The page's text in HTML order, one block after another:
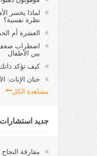
لماذا يخسر
نظرة نفسية؟
العشرة أم
اضطراب ضعف
بين الأطفال
كيف تؤكد
ختان الإناث:
مشاهدة الكل
جديد
مفارقة